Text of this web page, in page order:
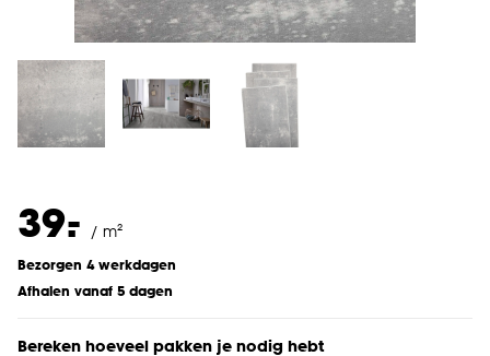
39.
- / m²
Bezorgen 4 werkdagen
Afhalen vanaf 5 dagen
Bereken hoeveel pakken je nodig hebt